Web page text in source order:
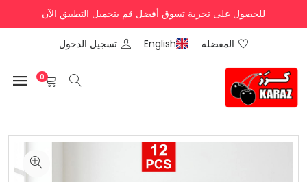
للحصول على تجربة تسوق أفضل قم بتحميل التطبيق الآن
المفضله English تسجيل الدخول
0